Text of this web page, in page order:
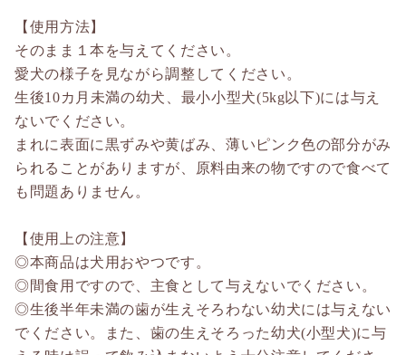
【使用方法】
そのまま１本を与えてください。
愛犬の様子を見ながら調整してください。
生後10カ月未満の幼犬、最小小型犬(5kg以下)には与え
ないでください。
まれに表面に黒ずみや黄ばみ、薄いピンク色の部分がみ
られることがありますが、原料由来の物ですので食べて
も問題ありません。
【使用上の注意】
◎本商品は犬用おやつです。
◎間食用ですので、主食として与えないでください。
◎生後半年未満の歯が生えそろわない幼犬には与えない
でください。また、歯の生えそろった幼犬(小型犬)に与